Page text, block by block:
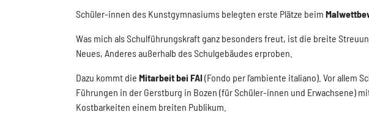
Schüler-innen des Kunstgymnasiums belegten erste Plätze beim
Was mich als Schulführungskraft ganz besonders freut, ist die breite
Neues, Anderes außerhalb des Schulgebäudes erproben.
Dazu kommt die Mitarbeit bei FAI(Fondo per l’ambiente italiano). Vor
Führungen in der Gerstburg in Bozen (für Schüler-innen und Erwachsene)
Kostbarkeiten einem breiten Publikum.